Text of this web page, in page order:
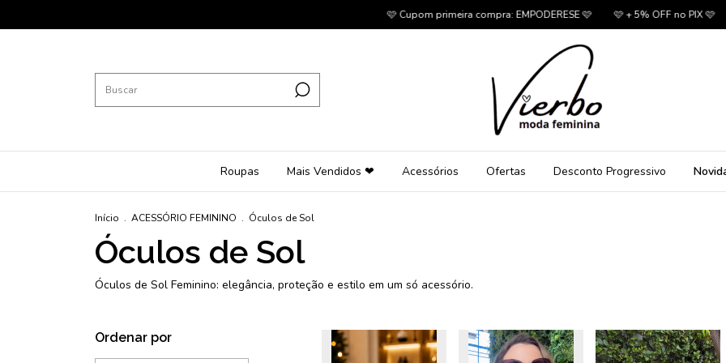
Roupas Mais Vendidos ❤ Acessórios Ofertas Desconto Progressivo
🩷 Cupom primeira compra: EMPODERESE 🩷 🩷 + 5% OFF no PIX 🩷
Início . ACESSÓRIO FEMININO . Óculos de Sol
Óculos de Sol
Óculos de Sol Feminino: elegância, proteção e estilo em um só acessório.
Ordenar por